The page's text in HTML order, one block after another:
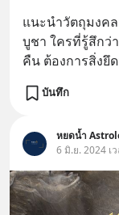
แนะนำวัตถุมงค
บูชา ใครที่รู้สึกว่
คืน ต้องการสิ่งยึ
บันทึก
หยดน้ำ
6 มิ.ย. 2024 เ